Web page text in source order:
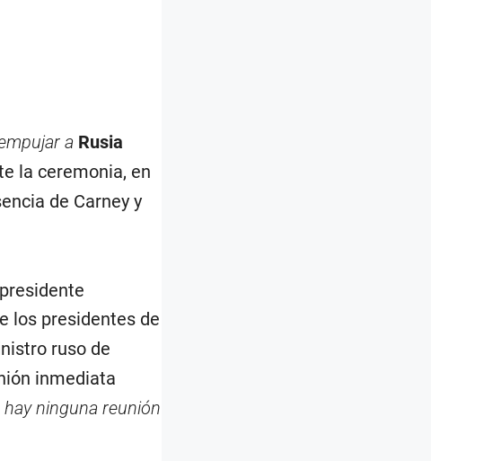
a Rusia
la ceremonia, en
de Carney y
los presidentes de
ruso de
inmediata
ninguna reunión